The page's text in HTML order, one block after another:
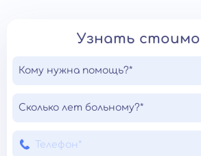
Узнать
Кому нужна помощь?*
Сколько лет больному?*